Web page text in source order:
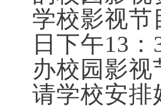
学校影视节
日下午13
办校园影
请学校安排